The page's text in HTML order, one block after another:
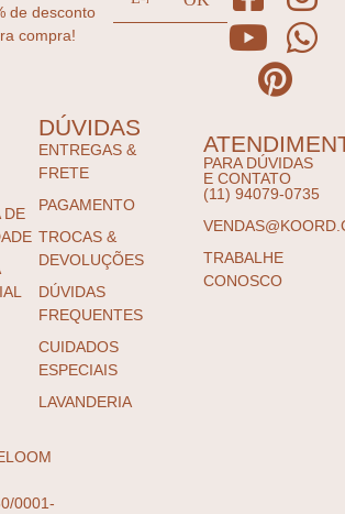
de desconto
compra!
DE
0001-
DÚVIDAS
ENTREGAS &
FRETE
PAGAMENTO
TROCAS &
DEVOLUÇÕES
DÚVIDAS
FREQUENTES
CUIDADOS
ESPECIAIS
LAVANDERIA
PARA DÚVIDAS
E CONTATO
(11) 94079-0735
TRABALHE
CONOSCO